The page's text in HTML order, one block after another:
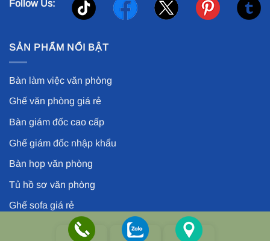
Follow Us:
SẢN PHẨM NỔI BẬT
Bàn làm việc văn phòng
Ghế văn phòng giá rẻ
Bàn giám đốc cao cấp
Ghế giám đốc nhập khẩu
Bàn họp văn phòng
Tủ hồ sơ văn phòng
Ghế sofa giá rẻ